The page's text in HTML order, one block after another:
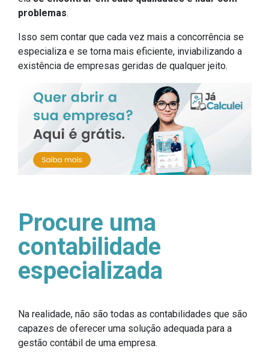
problemas.
Isso sem contar que cada vez mais a concorrência se
especializa e se torna mais eficiente, inviabilizando a
existência de empresas geridas de qualquer jeito.
Procure uma
contabilidade
especializada
Na realidade, não são todas as contabilidades que são
capazes de oferecer uma solução adequada para a
gestão contábil de uma empresa.